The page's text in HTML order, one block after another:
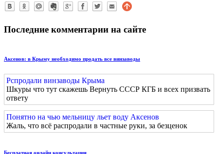
Последние комментарии на сайте
Аксенов: в Крыму необходимо продать все винзаводы
Рспродали винзаводы Крыма
Шкуры что тут скажешь Вернуть СССР КГБ и всех призвать
ответу
Понятно на чью мельницу льет воду Аксенов
Жаль, что всё распродали в частные руки, за безценок
Бесплатная онлайн консультация